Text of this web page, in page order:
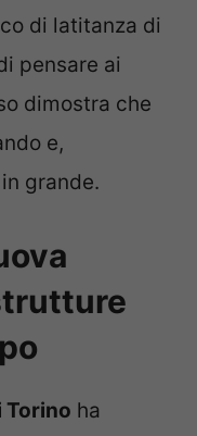
di latitanza di
pensare ai
dimostra che
e,
grande.
Torino ha